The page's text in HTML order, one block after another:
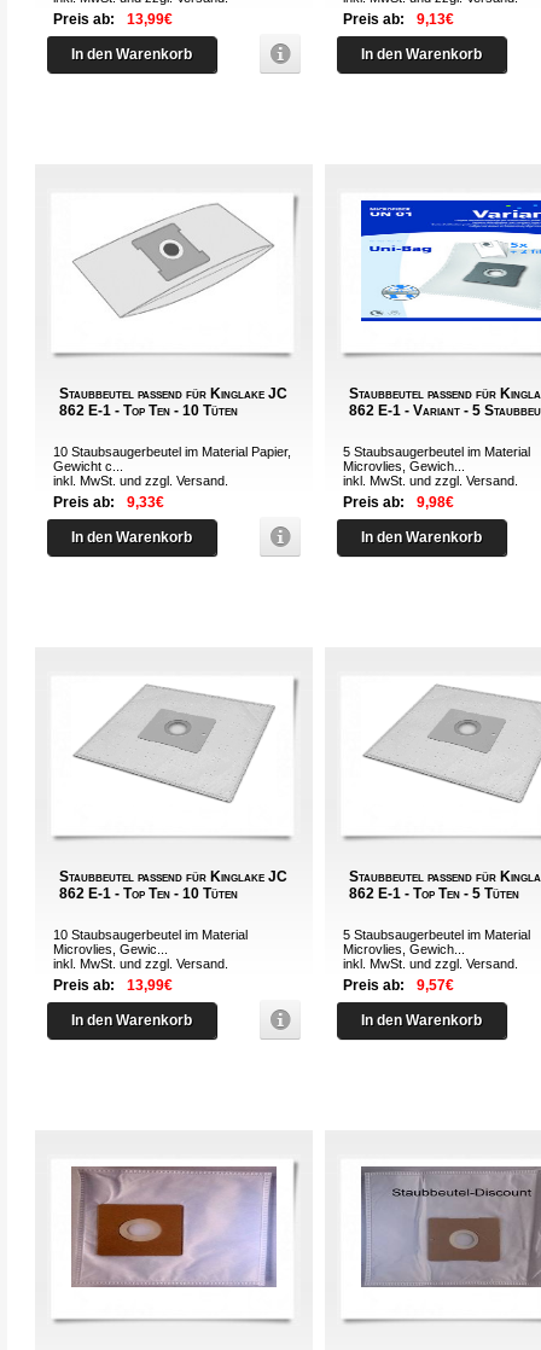
Preis ab: 13,99€
In den Warenkorb
Preis ab: 9,13€
In den Warenkorb
Staubbeutel passend für Kinglake JC
862 E-1 - Top Ten - 10 Tüten
10 Staubsaugerbeutel im Material Papier,
Gewicht c...
inkl. MwSt. und zzgl.Versand
Preis ab: 9,33€
In den Warenkorb
Staubbeutel passend für
862 E-1 - Variant - 5
5 Staubsaugerbeutel im Material
Microvlies, Gewich...
inkl. MwSt. und zzgl.Versand
Preis ab: 9,98€
In den Warenkorb
Staubbeutel passend für Kinglake JC
862 E-1 - Top Ten - 10 Tüten
10 Staubsaugerbeutel im Material
Microvlies, Gewic...
inkl. MwSt. und zzgl.Versand
Preis ab: 13,99€
In den Warenkorb
Staubbeutel passend für
862 E-1 - Top Ten - 5 Tüten
5 Staubsaugerbeutel im Material
Microvlies, Gewich...
inkl. MwSt. und zzgl.Versand
Preis ab: 9,57€
In den Warenkorb